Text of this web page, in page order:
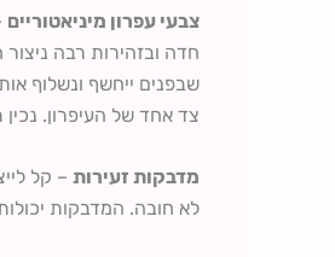
צבעי עפרון מיניאטוריים
חדה ובזהירות רבה
שבפנים ייחשף ונשלוף
צד אחד של העיפרון.
מדבקות זעירות
לא חובה. המדבקות